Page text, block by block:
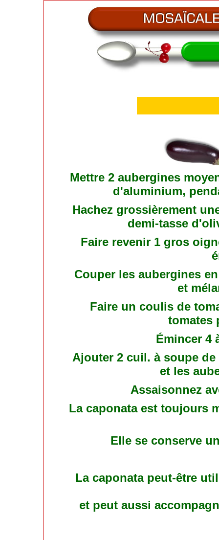
Mettre 2 aubergines
d'aluminium,
Hachez grossièrement
demi-tasse
Faire revenir 1 gros
Couper les aubergines
et
Faire un coulis de
tomates
Émincer 4
Ajouter 2 cuil. à soupe
et les
Assaisonnez
La caponata est toujours
Elle se conserve
La caponata peut-être
et peut aussi